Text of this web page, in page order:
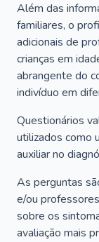
Além das
familiares, o
adicionais de
crianças em
abrangente do
indivíduo em
Questionários
utilizados como
auxiliar no
As perguntas
e/ou
sobre os
avaliação mais